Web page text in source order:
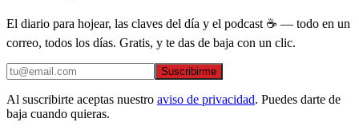
El diario para hojear, las claves del día y el podcast ☕ — todo en un
correo, todos los días. Gratis, y te das de baja con un clic.
Suscribirme
Al suscribirte aceptas nuestro aviso de privacidad. Puedes darte de
baja cuando quieras.